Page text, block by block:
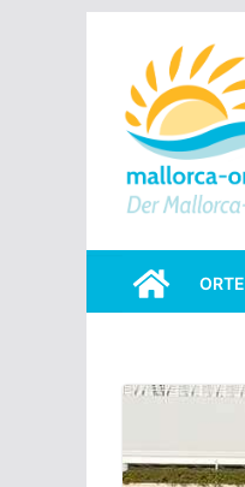
content
ORTE